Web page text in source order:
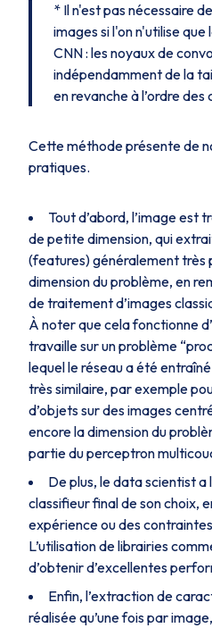
* Il n'est pas nécessaire
images si l'on n'utilise
CNN : les noyaux de
indépendamment de la
en revanche à l’ordre
Cette méthode présente de
pratiques.
Tout d’abord, l’image est
de petite dimension, qui
(features) généralement très
dimension du problème, en
de traitement d’images
À noter que cela fonctionne
travaille sur un problème
lequel le réseau a été
très similaire, par exemple
d’objets sur des images
encore la dimension du
partie du perceptron
De plus, le data scientist a
classifieur final de son choix,
expérience ou des
L’utilisation de librairies
d’obtenir d’excellentes
Enfin, l’extraction de
réalisée qu’une fois par